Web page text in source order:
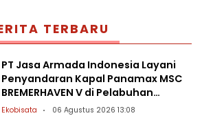
TERBARU
PT Jasa Armada Indonesia Layani
Penyandaran Kapal Panamax MSC
BREMERHAVEN V di Pelabuhan
Patimban
Ekobisata 06 Agustus 2026 13:08